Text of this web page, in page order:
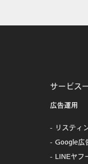
サービス
広告運用
リスティ
Google広
LINEヤフ